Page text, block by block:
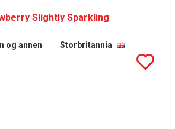
Slightly Sparkling
og annen
Storbritannia